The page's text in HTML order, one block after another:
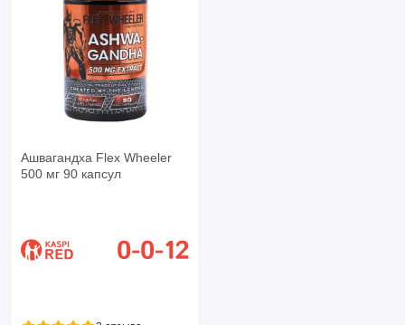
Ашвагандха Flex Wheeler
500 мг 90 капсул